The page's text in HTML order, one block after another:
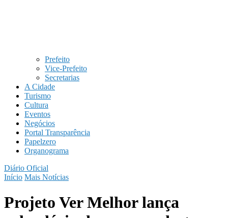
Prefeito
Vice-Prefeito
Secretarias
A Cidade
Turismo
Cultura
Eventos
Negócios
Portal Transparência
Papelzero
Organograma
Diário Oficial
Início Mais Notícias
Projeto Ver Melhor lança